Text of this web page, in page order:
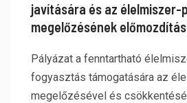
javítására és az élelmiszer-
megelőzésének
Pályázat a fenntartható
fogyasztás támogatására az
megelőzésével és